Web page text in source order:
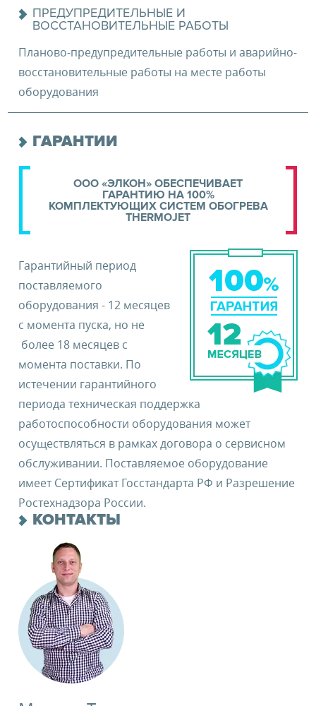
ПРЕДУПРЕДИТЕЛЬНЫЕ И
ВОССТАНОВИТЕЛЬНЫЕ РАБОТЫ
Планово-предупредительные работы и аварийно-
восстановительные работы на месте работы
оборудования
ГАРАНТИИ
ООО «ЭЛКОН» ОБЕСПЕЧИВАЕТ
ГАРАНТИЮ НА 100%
КОМПЛЕКТУЮЩИХ СИСТЕМ ОБОГРЕВА
THERMOJET
Гарантийный период
поставляемого
оборудования - 12 месяцев
с момента пуска, но не
более 18 месяцев с
момента поставки. По
истечении гарантийного
периода техническая поддержка
работоспособности оборудования может
осуществляться в рамках договора о сервисном
обслуживании. Поставляемое оборудование
имеет Сертификат Госстандарта РФ и Разрешение
Ростехнадзора России.
КОНТАКТЫ